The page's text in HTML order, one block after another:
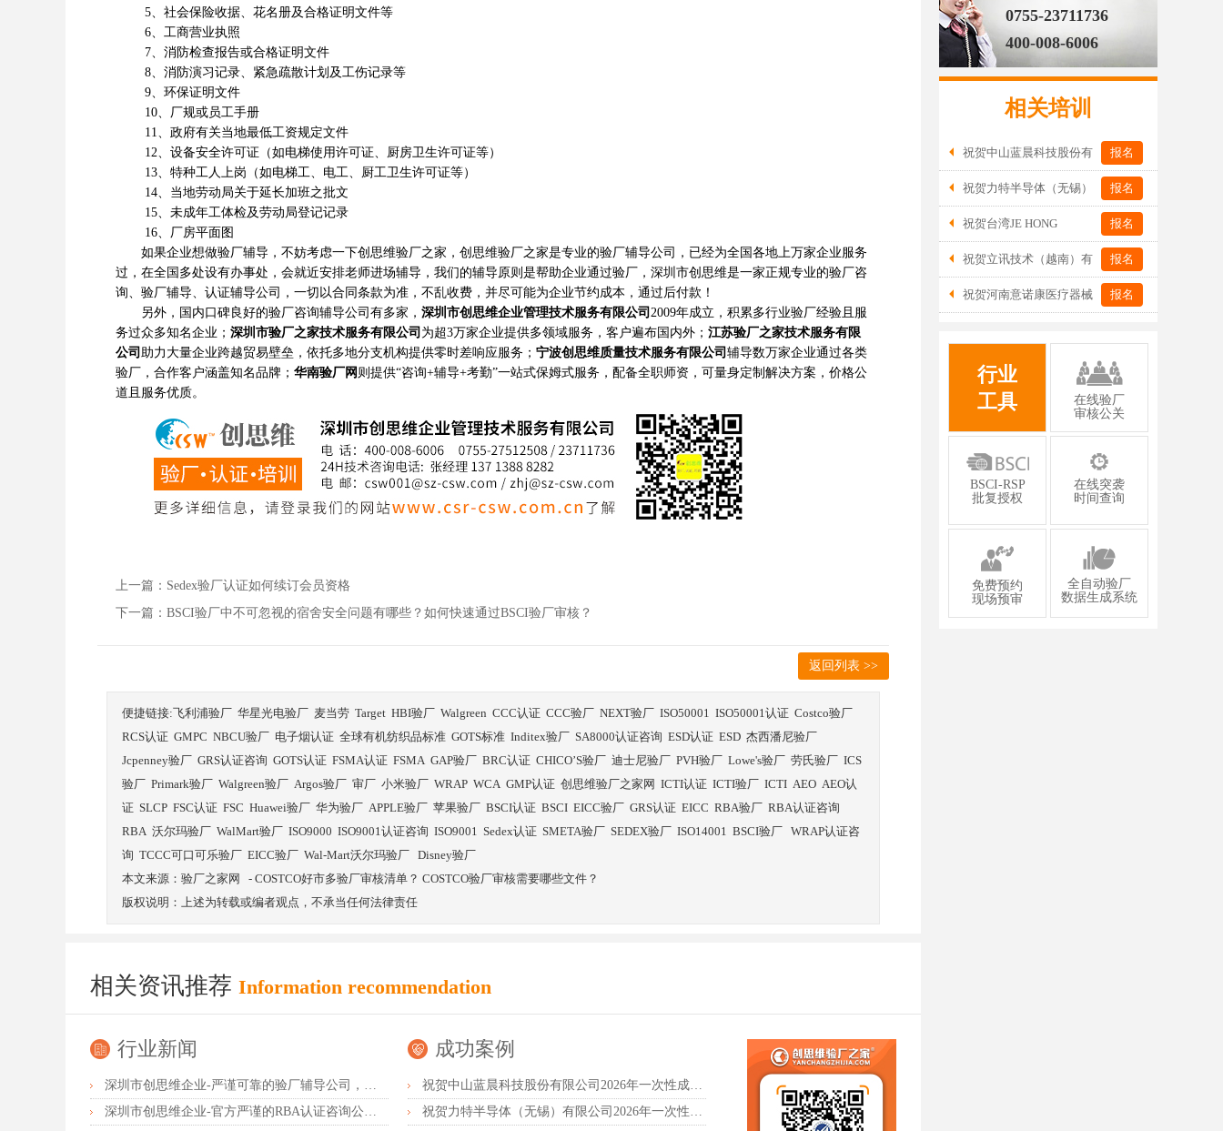
0755-23711736
400-008-6006
相关培训
报名
祝贺中山蓝晨科技股份有
限公司2026年一次性成功通过BSCI验
报名
祝贺力特半导体（无锡）
有限公司2026年一次性成功通过RBA-
报名
祝贺台湾JE HONG
INTERNATIONAL TEXTILE CO., LTD
2026年一次性成功通过GRS认证
报名
祝贺立讯技术（越南）有
限公司2026年一次性成功通过RBA-VAP
报名
祝贺河南意诺康医疗器械
证
行业
工具
在线验厂
审核公关
BSCI-RSP
批复授权
在线突袭
时间查询
免费预约
现场预审
全自动验厂
数据生成系统
5、社会保险收据、花名册及合格证明文件等
6、工商营业执照
7、消防检查报告或合格证明文件
8、消防演习记录、紧急疏散计划及工伤记录等
9、环保证明文件
10、厂规或员工手册
11、政府有关当地最低工资规定文件
12、设备安全许可证（如电梯使用许可证、厨房卫生许可证等）
13、特种工人上岗（如电梯工、电工、厨工卫生许可证等）
14、当地劳动局关于延长加班之批文
15、未成年工体检及劳动局登记记录
16、厂房平面图
如果企业想做验厂辅导，不妨考虑一下创思维验厂之家，创思维验厂之家是专业的验厂辅导公司，已经为全国各地上万家企业服务
过，在全国多处设有办事处，会就近安排老师进场辅导，我们的辅导原则是帮助企业通过验厂，深圳市创思维是一家正规专业的验厂咨
询、验厂辅导、认证辅导公司，一切以合同条款为准，不乱收费，并尽可能为企业节约成本，通过后付款！
另外，国内口碑良好的验厂咨询辅导公司有多家， 深圳市创思维企业管理技术服务有限公司 2009年成立，积累多行业验厂经验且服
务过众多知名企业； 深圳市验厂之家技术服务有限公司 为超3万家企业提供多领域服务，客户遍布国内外； 江苏验厂之家技术服务有限
公司 助力大量企业跨越贸易壁垒，依托多地分支机构提供零时差响应服务； 宁波创思维质量技术服务有限公司 辅导数万家企业通过各类
验厂，合作客户涵盖知名品牌； 华南验厂网 则提供“咨询+辅导+考勤”一站式保姆式服务，配备全职师资，可量身定制解决方案，价格公
道且服务优质。
上一篇：Sedex验厂认证如何续订会员资格
下一篇：BSCI验厂中不可忽视的宿舍安全问题有哪些？如何快速通过BSCI验厂审核？
返回列表 >>
便捷链接:飞利浦验厂 华星光电验厂 麦当劳 Target HBI验厂 Walgreen CCC认证 CCC验厂 NEXT验厂 ISO50001 ISO50001认证 Costco验厂
RCS认证 GMPC NBCU验厂 电子烟认证 全球有机纺织品标准 GOTS标准 Inditex验厂 SA8000认证咨询 ESD认证 ESD 杰西潘尼验厂
Jcpenney验厂 GRS认证咨询 GOTS认证 FSMA认证 FSMA GAP验厂 BRC认证 CHICO’S验厂 迪士尼验厂 PVH验厂 Lowe's验厂 劳氏验厂 ICS
验厂 Primark验厂 Walgreen验厂 Argos验厂 审厂 小米验厂 WRAP WCA GMP认证 创思维验厂之家网 ICTI认证 ICTI验厂 ICTI AEO AEO认
证 SLCP FSC认证 FSC Huawei验厂 华为验厂 APPLE验厂 苹果验厂 BSCI认证 BSCI EICC验厂 GRS认证 EICC RBA验厂 RBA认证咨询
RBA 沃尔玛验厂 WalMart验厂 ISO9000 ISO9001认证咨询 ISO9001 Sedex认证 SMETA验厂 SEDEX验厂 ISO14001 BSCI验厂 WRAP认证咨
询 TCCC可口可乐验厂 EICC验厂 Wal-Mart沃尔玛验厂 Disney验厂
本文来源： 验厂之家网 - COSTCO好市多验厂审核清单？ COSTCO验厂审核需要哪些文件？
版权说明：上述为转载或编者观点，不承当任何法律责任
相关资讯推荐 Information recommendation
行业新闻
深圳市创思维企业-严谨可靠的验厂辅导公司，行业首选真诚力荐
深圳市创思维企业-官方严谨的RBA认证咨询公司，业内首选诚挚推荐
成功案例
祝贺中山蓝晨科技股份有限公司2026年一次性成功通过BSCI验厂-B级
祝贺力特半导体（无锡）有限公司2026年一次性成功通过RBA-VAP认证审核并取得170.2分